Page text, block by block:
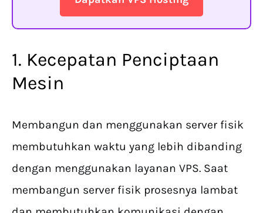
1. Kecepatan Penciptaan
Mesin
Membangun dan menggunakan server fisik
membutuhkan waktu yang lebih dibanding
dengan menggunakan layanan VPS. Saat
membangun server fisik prosesnya lambat